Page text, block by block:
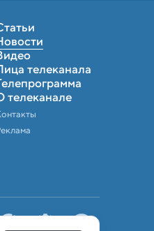
телеканала
телеканале